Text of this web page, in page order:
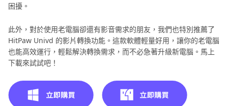
困擾。
此外，對於使用老電腦卻還有影音需求的朋友，我們也特別推薦了
HitPaw Univd 的影片轉換功能。這款軟體輕量好用，讓你的老電腦
也能高效運行，輕鬆解決轉換需求，而不必急著升級新電腦。馬上
下載來試試吧！